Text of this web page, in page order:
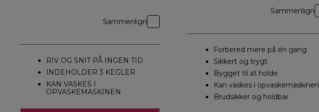
Sammenlign
RIV OG SNIT PÅ INGEN TID
INDEHOLDER 3 KEGLER
KAN VASKES I
OPVASKEMASKINEN
Sammenlign
Forbered mere på én gang
Sikkert og trygt
Bygget til at holde
Kan vaskes i opvaskemaskinen
Brudsikker og holdbar